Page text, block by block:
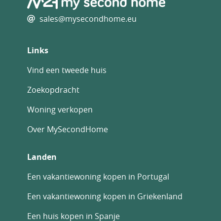
sales@mysecondhome.eu
Links
Vind een tweede huis
Zoekopdracht
Woning verkopen
Over MySecondHome
Landen
Een vakantiewoning kopen in Portugal
Een vakantiewoning kopen in Griekenland
Een huis kopen in Spanje